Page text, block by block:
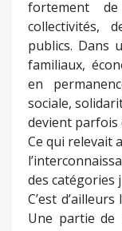
fortement
collectivités,
publics. Dans
familiaux,
en
sociale,
devient parfois
Ce qui relevait
des catégories
C’est
Une partie de